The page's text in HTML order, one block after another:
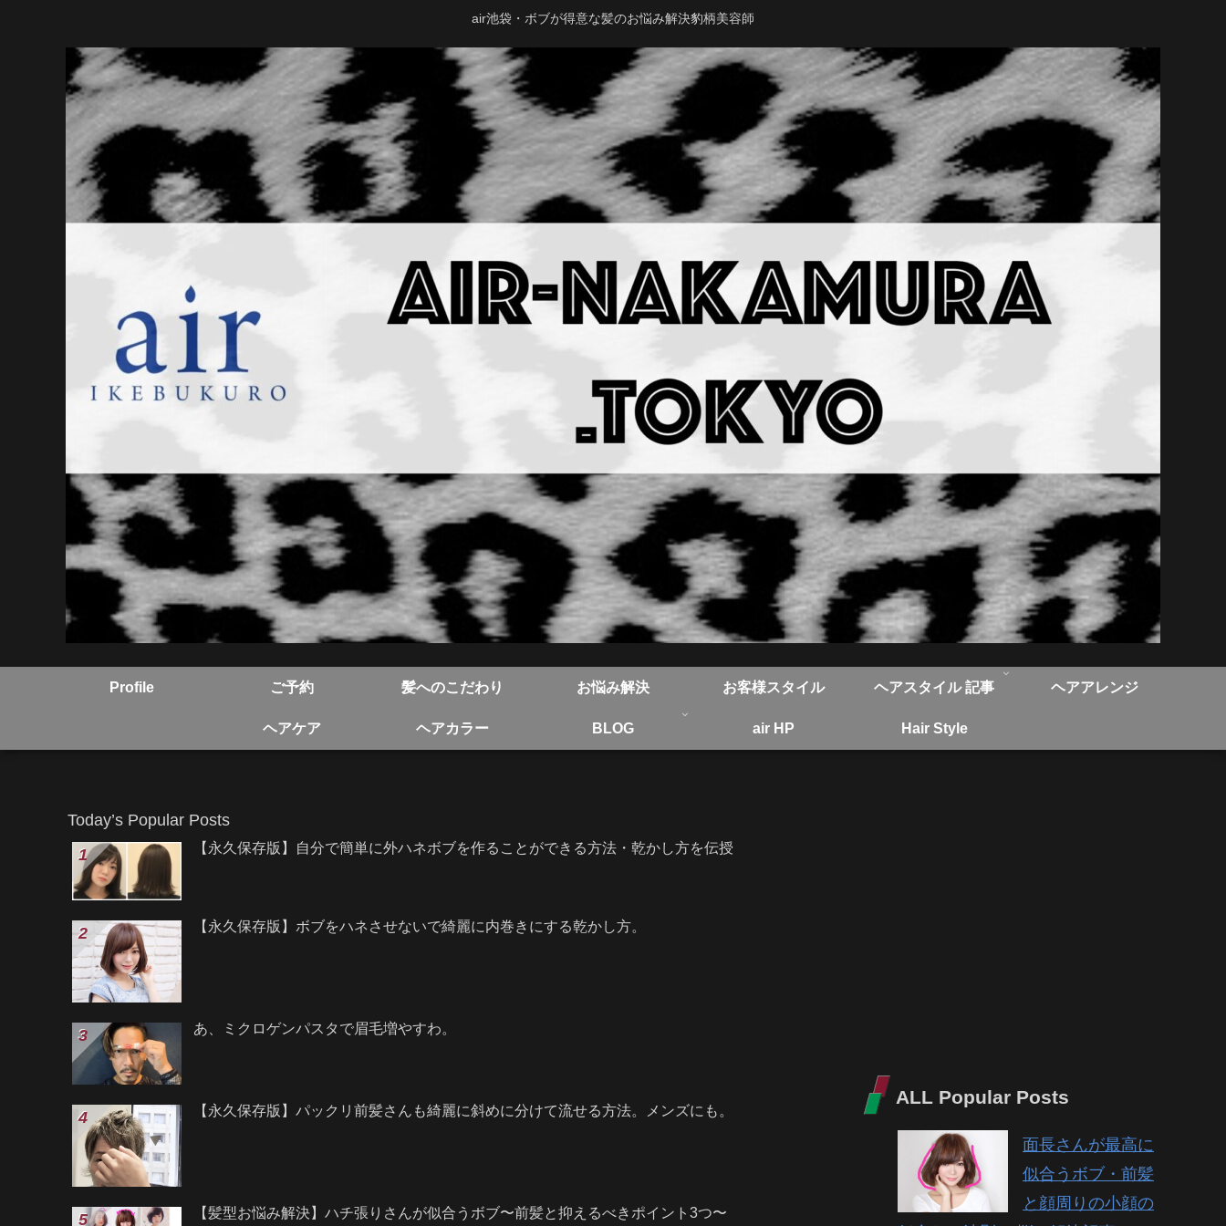
air池袋・ボブが得意な髪のお悩み解決豹柄美容師
Profile ご予約 髪へのこだわり お悩み解決 お客様スタイル ヘアスタイル 記事 ヘアアレンジ
ヘアケア ヘアカラー BLOG air HP Hair Style
Today’s Popular Posts
【永久保存版】自分で簡単に外ハネボブを作ることができる方法・乾かし方を伝授
【永久保存版】ボブをハネさせないで綺麗に内巻きにする乾かし方。
あ、ミクロゲンパスタで眉毛増やすわ。
【永久保存版】パックリ前髪さんも綺麗に斜めに分けて流せる方法。メンズにも。
【髪型お悩み解決】ハチ張りさんが似合うボブ〜前髪と抑えるべきポイント3つ〜
ALL Popular Posts
面長さんが最高に
似合うボブ・前髪
と顔周りの小顔の